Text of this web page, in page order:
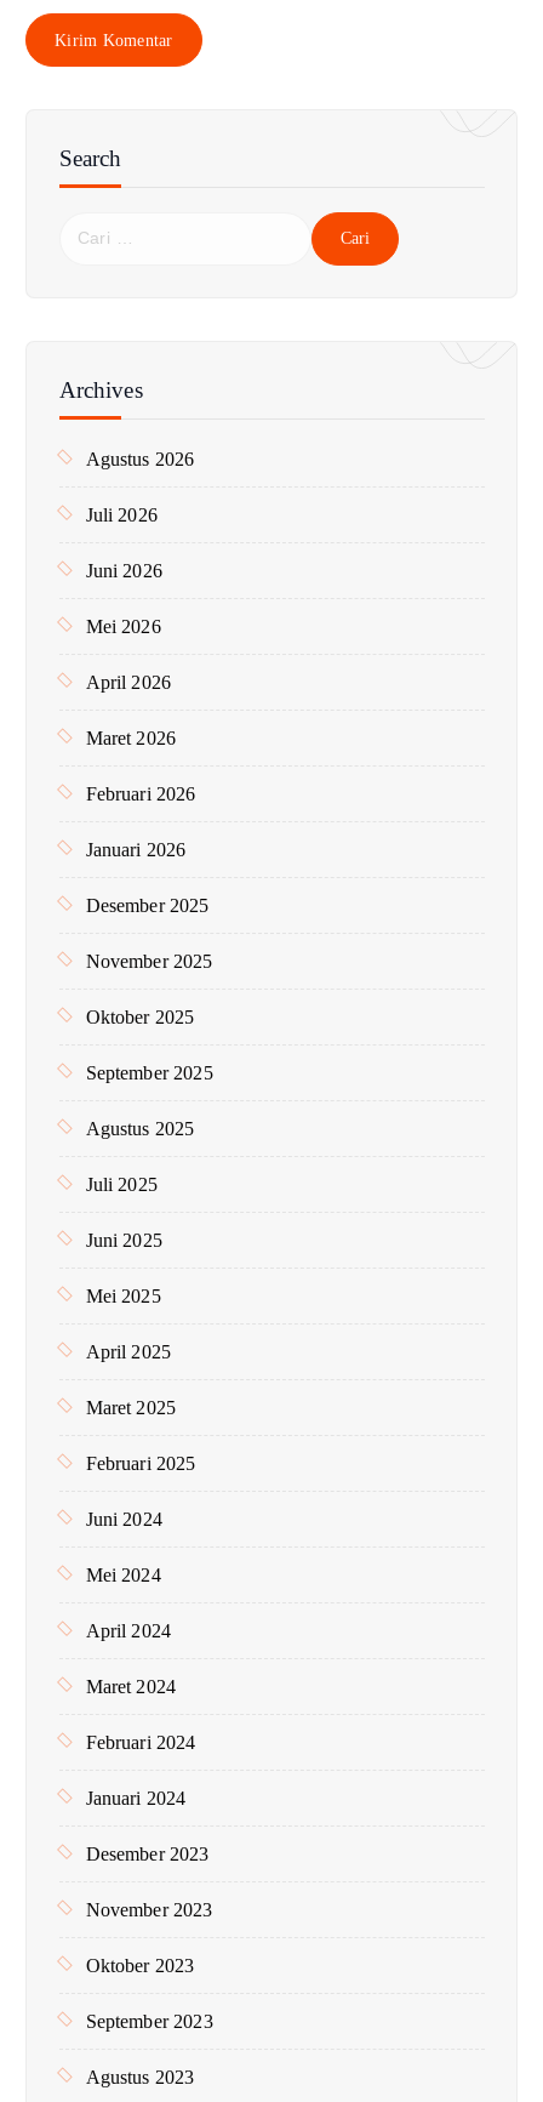
Search
n
k
Archives
Agustus 2026
Juli 2026
Juni 2026
Mei 2026
April 2026
Maret 2026
Februari 2026
Januari 2026
Desember 2025
November 2025
Oktober 2025
September 2025
Agustus 2025
Juli 2025
Juni 2025
Mei 2025
April 2025
Maret 2025
Februari 2025
Juni 2024
Mei 2024
April 2024
Maret 2024
Februari 2024
Januari 2024
Desember 2023
November 2023
Oktober 2023
September 2023
Agustus 2023